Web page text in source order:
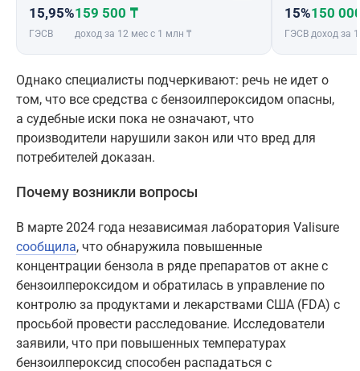
15,95%
ГЭСВ
159 500 ₸
доход за 12 мес с 1 млн ₸
15%
ГЭСВ
150
доход за
Однако специалисты подчеркивают: речь не идет о
том, что все средства с бензоилпероксидом опасны,
а судебные иски пока не означают, что
производители нарушили закон или что вред для
потребителей доказан.
Почему возникли вопросы
В марте 2024 года независимая лаборатория Valisure
сообщила, что обнаружила повышенные
концентрации бензола в ряде препаратов от акне с
бензоилпероксидом и обратилась в управление по
контролю за продуктами и лекарствами США (FDA) с
просьбой провести расследование. Исследователи
заявили, что при повышенных температурах
бензоилпероксид способен распадаться с